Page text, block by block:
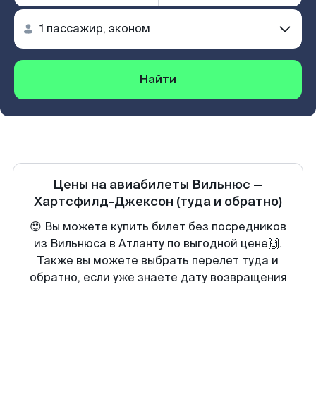
Найти
Цены на авиабилеты Вильнюс —
Хартсфилд-Джексон (туда и обратно)
😍 Вы можете купить билет без посредников
из Вильнюса в Атланту по выгодной цене🙌.
Также вы можете выбрать перелет туда и
обратно, если уже знаете дату возвращения